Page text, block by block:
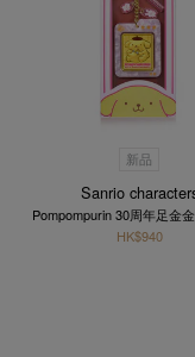
新品
Sanrio
Pompompurin 30周年足金
HK$940